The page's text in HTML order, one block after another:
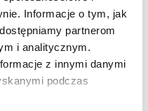
Informacje o tym, jak
partnerom
i analitycznym.
z innymi danymi
podczas
IMPREZKĄ
POTAŃCÓWKĄ